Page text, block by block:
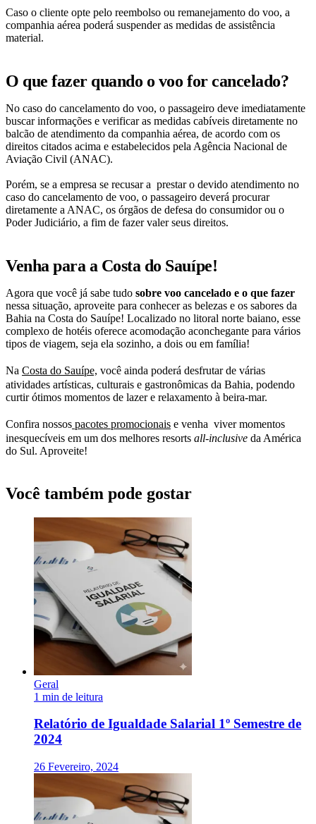
Caso o cliente opte pelo reembolso ou remanejamento do voo, a
companhia aérea poderá suspender as medidas de assistência
material.
O que fazer quando o voo for cancelado?
No caso do cancelamento do voo, o passageiro deve imediatamente
buscar informações e verificar as medidas cabíveis diretamente no
balcão de atendimento da companhia aérea, de acordo com os
direitos citados acima e estabelecidos pela Agência Nacional de
Aviação Civil (ANAC).
Porém, se a empresa se recusar a prestar o devido atendimento no
caso do cancelamento de voo, o passageiro deverá procurar
diretamente a ANAC, os órgãos de defesa do consumidor ou o
Poder Judiciário, a fim de fazer valer seus direitos.
Venha para a Costa do Sauípe!
Agora que você já sabe tudo sobre voo cancelado e o que fazer
nessa situação, aproveite para conhecer as belezas e os sabores da
Bahia na Costa do Sauípe! Localizado no litoral norte baiano, esse
complexo de hotéis oferece acomodação aconchegante para vários
tipos de viagem, seja ela sozinho, a dois ou em família!
Na Costa do Sauípe, você ainda poderá desfrutar de várias
atividades artísticas, culturais e gastronômicas da Bahia, podendo
curtir ótimos momentos de lazer e relaxamento à beira-mar.
Confira nossos pacotes promocionais e venha viver momentos
inesquecíveis em um dos melhores resorts all-inclusive da América
do Sul. Aproveite!
Você também pode gostar
Geral
1 min de leitura
Relatório de Igualdade Salarial 1º Semestre de
2024
26 Fevereiro, 2024